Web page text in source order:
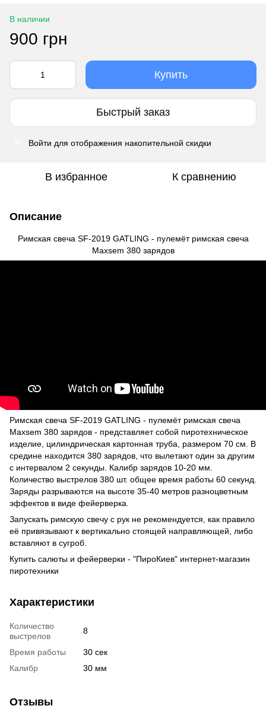
В наличии
900 грн
Купить
Быстрый заказ
Войти для отображения накопительной скидки
В избранное К сравнению
Описание
Римская свеча SF-2019 GATLING - пулемёт римская свеча
Maxsem 380 зарядов
Римская свеча SF-2019 GATLING - пулемёт римская свеча
Maxsem 380 зарядов - представляет собой пиротехническое
изделие, цилиндрическая картонная труба, размером 70 см. В
средине находится 380 зарядов, что вылетают один за другим
с интервалом 2 секунды. Калибр зарядов 10-20 мм.
Количество выстрелов 380 шт. общее время работы 60 секунд.
Заряды разрываются на высоте 35-40 метров разноцветным
эффектов в виде фейерверка.
Запускать римскую свечу с рук не рекомендуется, как правило
её привязывают к вертикально стоящей направляющей, либо
вставляют в сугроб.
Купить салюты и фейерверки - "ПироКиев" интернет-магазин
пиротехники
Характеристики
Количество
выстрелов
8
Время работы
30 сек
Калибр
30 мм
Отзывы